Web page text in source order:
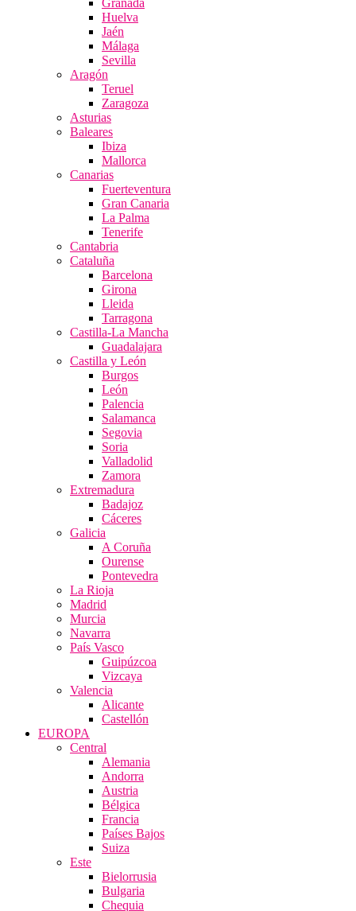
Granada
Huelva
Jaén
Málaga
Sevilla
Aragón
Teruel
Zaragoza
Asturias
Baleares
Ibiza
Mallorca
Canarias
Fuerteventura
Gran Canaria
La Palma
Tenerife
Cantabria
Cataluña
Barcelona
Girona
Lleida
Tarragona
Castilla-La Mancha
Guadalajara
Castilla y León
Burgos
León
Palencia
Salamanca
Segovia
Soria
Valladolid
Zamora
Extremadura
Badajoz
Cáceres
Galicia
A Coruña
Ourense
Pontevedra
La Rioja
Madrid
Murcia
Navarra
País Vasco
Guipúzcoa
Vizcaya
Valencia
Alicante
Castellón
EUROPA
Central
Alemania
Andorra
Austria
Bélgica
Francia
Países Bajos
Suiza
Este
Bielorrusia
Bulgaria
Chequia